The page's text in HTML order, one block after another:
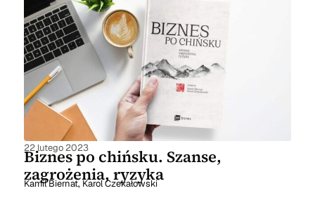
22 lutego 2023
Biznes po chińsku. Szanse,
zagrożenia, ryzyka
Kamil Biernat,Karol Czekałowski